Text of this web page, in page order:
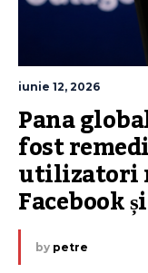
iunie 12, 2026
Pana
fost
utilizatori
Facebook
by petre